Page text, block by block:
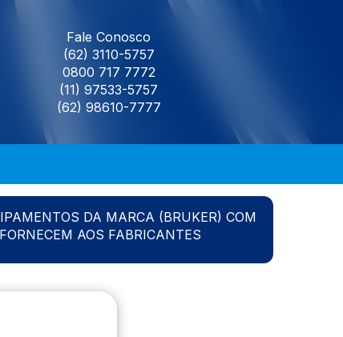
Fale Conosco
(62) 3110-5757
0800 717 7772
(11) 97533-5757
(62) 98610-7777
DA MARCA (BRUKER) COM
AOS FABRICANTES